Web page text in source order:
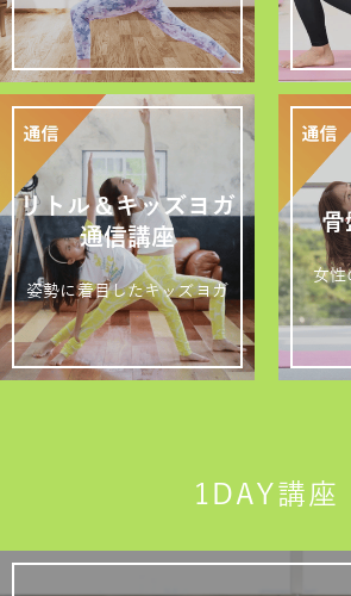
リトル＆キッズヨガ
通信講座
姿勢に着目したキッズヨガ
骨
女性
1DAY講座